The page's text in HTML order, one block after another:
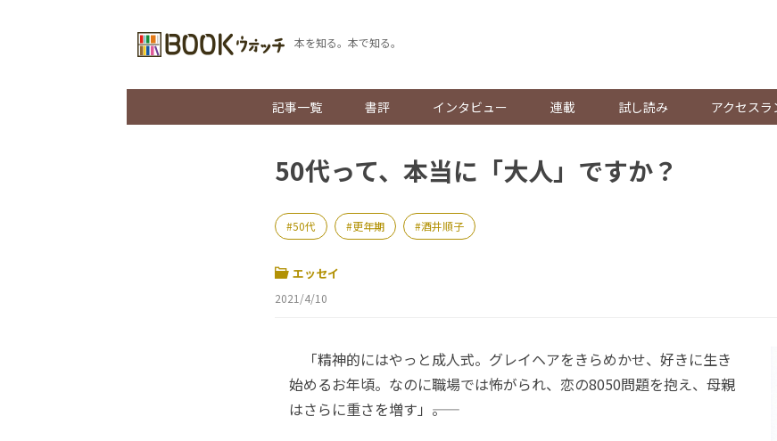
本を知る。本で知る。
記事一覧 書評 インタビュー 連載 試し読み アクセスラ
50代って、本当に「大人」ですか？
50代 更年期 酒井順子
エッセイ
2021/4/10
「精神的にはやっと成人式。グレイヘアをきらめかせ、好きに生き
始めるお年頃。なのに職場では怖がられ、恋の8050問題を抱え、母親
はさらに重さを増す」――。